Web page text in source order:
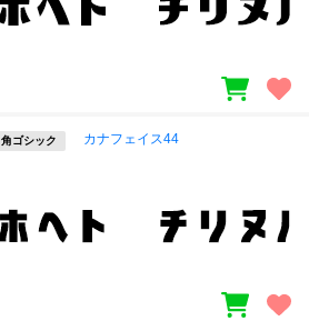
角ゴシック カナフェイス44